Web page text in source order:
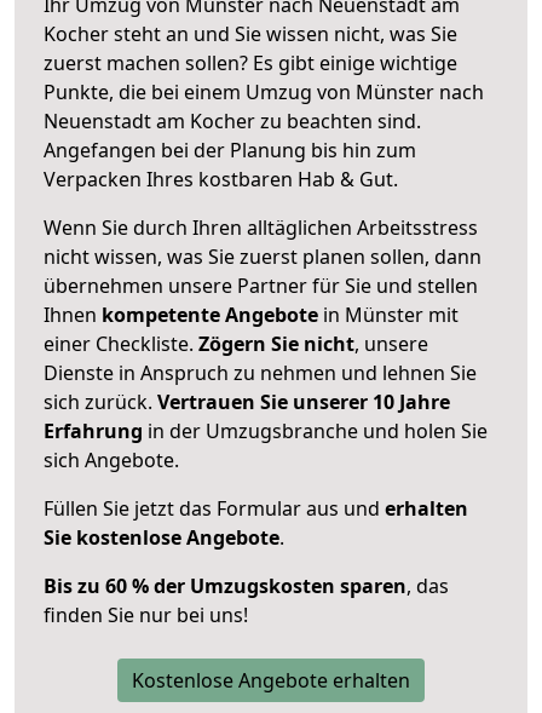
Kocher steht an und Sie wissen nicht, was Sie
zuerst machen sollen? Es gibt einige wichtige
Punkte, die bei einem Umzug von Münster nach
Neuenstadt am Kocher zu beachten sind.
Angefangen bei der Planung bis hin zum
Verpacken Ihres kostbaren Hab & Gut.
Wenn Sie durch Ihren alltäglichen Arbeitsstress
nicht wissen, was Sie zuerst planen sollen, dann
übernehmen unsere Partner für Sie und stellen
Ihnen kompetente Angebote in Münster mit
einer Checkliste. Zögern Sie nicht, unsere
Dienste in Anspruch zu nehmen und lehnen Sie
sich zurück. Vertrauen Sie unserer 10 Jahre
Erfahrung in der Umzugsbranche und holen Sie
sich Angebote.
Füllen Sie jetzt das Formular aus und erhalten
Sie kostenlose Angebote.
Bis zu 60 % der Umzugskosten sparen, das
finden Sie nur bei uns!
Kostenlose Angebote erhalten